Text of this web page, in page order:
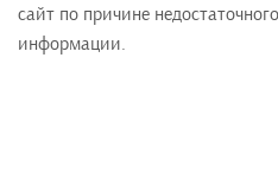
сайт по причине
информации.